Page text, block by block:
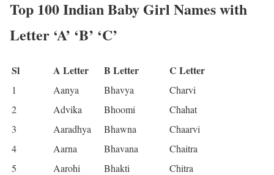
Top 100 Indian Baby Girl Names with
Letter ‘A’ ‘B’ ‘C’
Sl A Letter B Letter C Letter
1 Aanya Bhavya
Charvi
2
Advika Bhoomi
Chahat
3
Aaradhya Bhawna
Chaarvi
4
Aarna Bhavana
Chaitra
5
Aarohi Bhakti
Chitra